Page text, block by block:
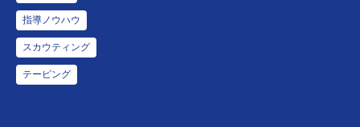
指導ノウハウ
スカウティング
テーピング